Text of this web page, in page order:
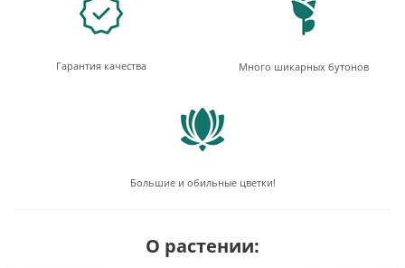
Гарантия качества Много шикарных бутонов
Большие и обильные цветки!
О растении: